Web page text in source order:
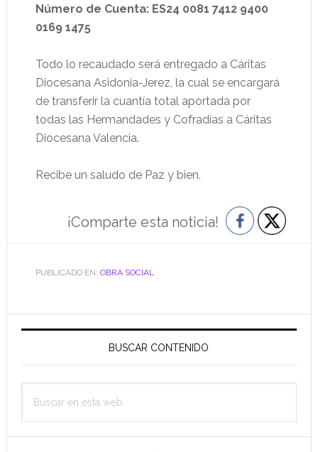
Número de Cuenta: ES24 0081 7412 9400
0169 1475
Todo lo recaudado será entregado a Cáritas
Diocesana Asidonia-Jerez, la cual se encargará
de transferir la cuantía total aportada por
todas las Hermandades y Cofradías a Cáritas
Diocesana Valencia.
Recibe un saludo de Paz y bien.
¡Comparte esta noticia!
PUBLICADO EN: OBRA SOCIAL
Barra
principal
BUSCAR CONTENIDO